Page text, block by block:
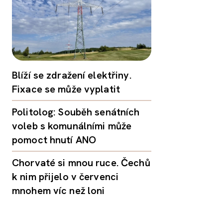
Blíží se zdražení elektřiny.
Fixace se může vyplatit
Politolog: Souběh senátních
voleb s komunálními může
pomoct hnutí ANO
Chorvaté si mnou ruce. Čechů
k nim přijelo v červenci
mnohem víc než loni